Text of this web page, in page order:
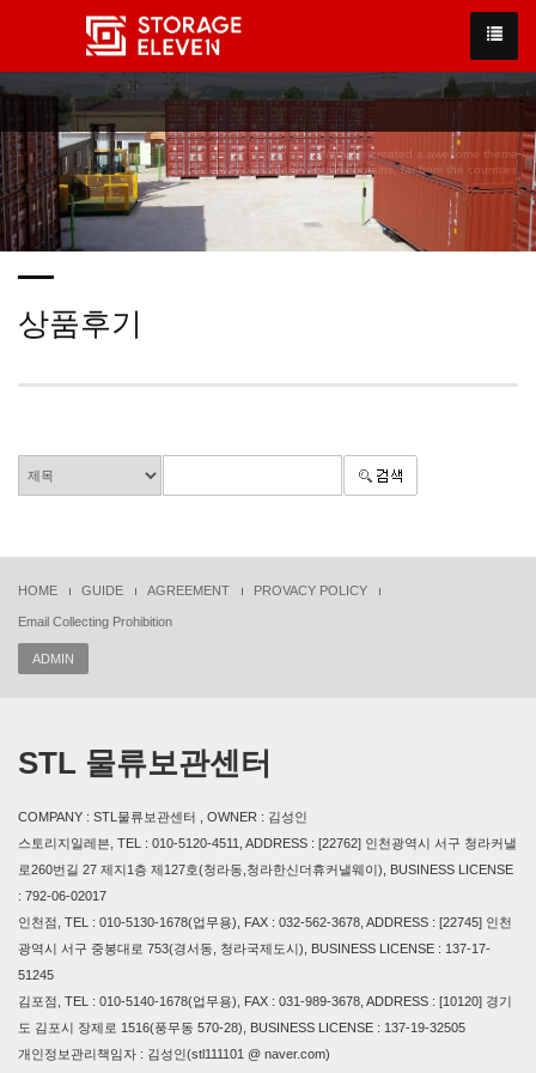
We have created a awesome theme
Far far away,behind the word mountains, far from the countries
상품후기
HOME GUIDE AGREEMENT PROVACY POLICY
Email Collecting Prohibition
ADMIN
STL 물류보관센터
COMPANY : STL물류보관센터 , OWNER : 김성인
스토리지일레븐, TEL : 010-5120-4511, ADDRESS : [22762] 인천광역시 서구 청라커낼
로260번길 27 제지1층 제127호(청라동,청라한신더휴커낼웨이), BUSINESS LICENSE
: 792-06-02017
인천점, TEL : 010-5130-1678(업무용), FAX : 032-562-3678, ADDRESS : [22745] 인천
광역시 서구 중봉대로 753(경서동, 청라국제도시), BUSINESS LICENSE : 137-17-
51245
김포점, TEL : 010-5140-1678(업무용), FAX : 031-989-3678, ADDRESS : [10120] 경기
도 김포시 장제로 1516(풍무동 570-28), BUSINESS LICENSE : 137-19-32505
개인정보관리책임자 : 김성인(stl111101 @ naver.com)